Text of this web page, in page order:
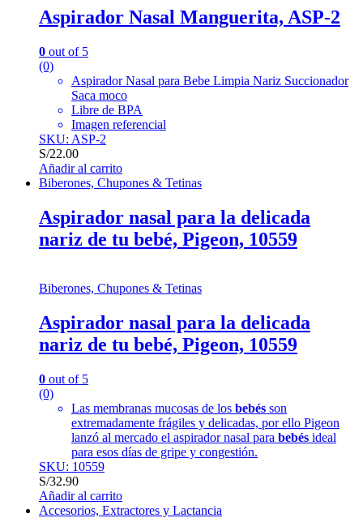
Aspirador Nasal Manguerita, ASP-2
0 out of 5
(0)
Aspirador Nasal para Bebe Limpia Nariz Succionador
Saca moco
Libre de BPA
Imagen referencial
SKU: ASP-2
S/22.00
Añadir al carrito
Biberones, Chupones & Tetinas
Aspirador nasal para la delicada
nariz de tu bebé, Pigeon, 10559
Biberones, Chupones & Tetinas
Aspirador nasal para la delicada
nariz de tu bebé, Pigeon, 10559
0 out of 5
(0)
Las membranas mucosas de los bebés son
extremadamente frágiles y delicadas, por ello Pigeon
lanzó al mercado el aspirador nasal para bebés ideal
para esos días de gripe y congestión.
SKU: 10559
S/32.90
Añadir al carrito
Accesorios, Extractores y Lactancia